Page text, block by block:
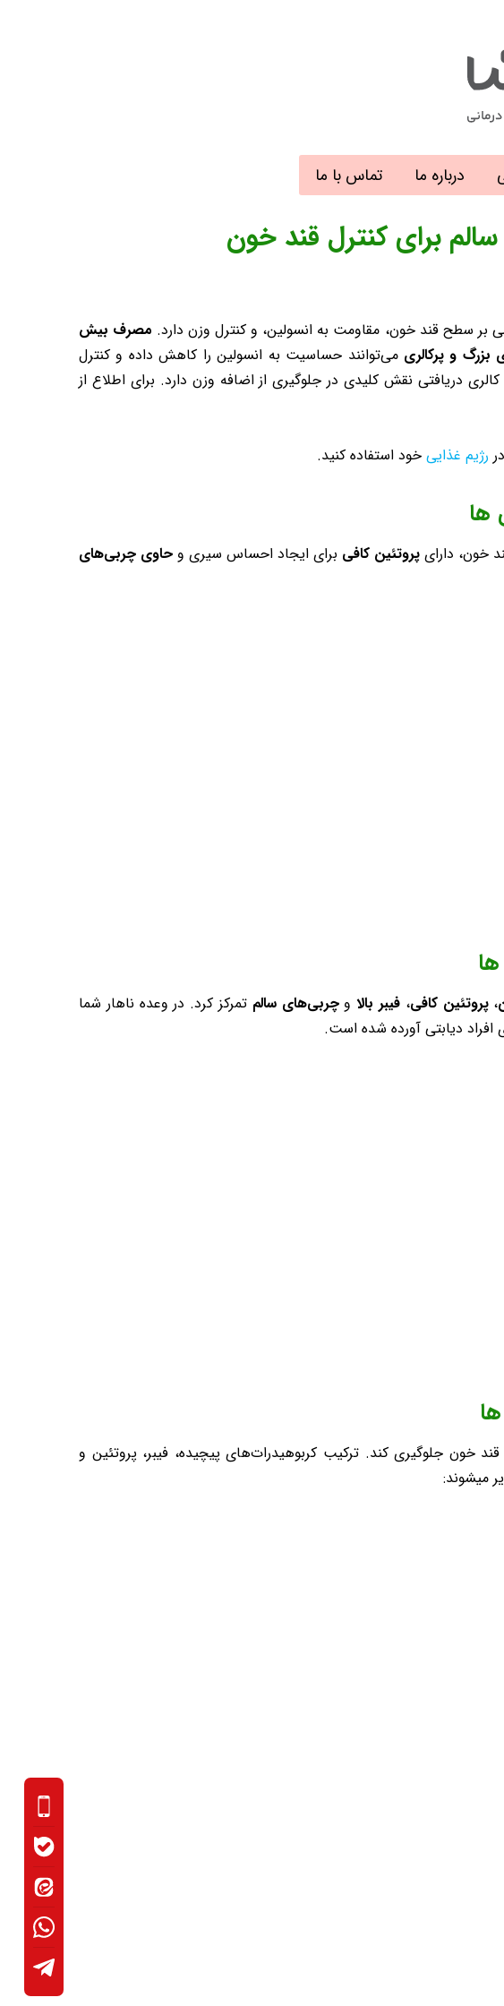
درباره ما تماس با ما
برای کنترل قند خون
بر سطح قند خون، مقاومت به انسولین، و کنترل وزن دارد. مصرف بیش
بزرگ و پرکالری می‌توانند حساسیت به انسولین را کاهش داده و کنترل
نوع ۲ است، و کنترل میزان کالری دریافتی نقش کلیدی در جلوگیری از اضافه‌ وزن دارد. برای اطلاع از
رژیم غذایی خود استفاده کنید.
ها
خون، دارای پروتئین کافی برای ایجاد احساس سیری و حاوی چربی‌های
،پروتئین کافی،فیبر بالاوچربی‌های سالم تمرکز کرد. در وعده ناهار شما
افراد دیابتی آورده شده است.
خون جلوگیری کند. ترکیب کربوهیدرات‌های پیچیده، فیبر، پروتئین و
میشوند: